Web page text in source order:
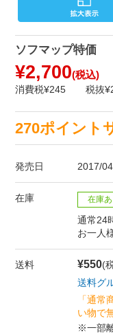
ソフマップ特価
¥2,700(税込)
消費税¥245 税抜
270ポイント
発売日 2017/
在庫 在庫あ
通常24
お一人
送料 ¥550(
送料グ
「通
い物で
※一部